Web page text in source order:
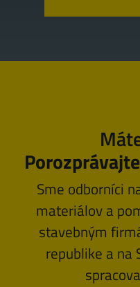
Sme odborníci
materiálov a
stavebným
republike a na